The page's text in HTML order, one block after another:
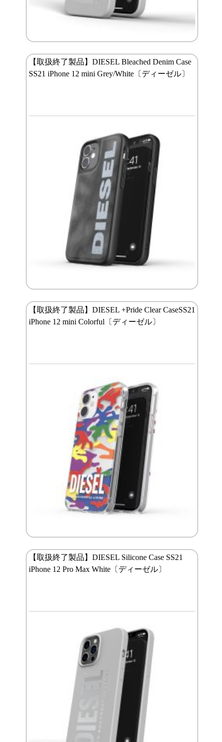
【取扱終了製品】DIESEL Bleached Denim Case
SS21 iPhone 12 mini Grey/White〔ディーゼル〕
【取扱終了製品】DIESEL +Pride Clear CaseSS21
iPhone 12 mini Colorful〔ディーゼル〕
【取扱終了製品】DIESEL Silicone Case SS21
iPhone 12 Pro Max White〔ディーゼル〕